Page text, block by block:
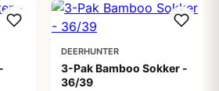
DEERHUNTER
3-Pak Bamboo Sokker -
36/39